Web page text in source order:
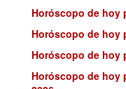
Horóscopo de hoy
Horóscopo de hoy
Horóscopo de hoy
Horóscopo de hoy